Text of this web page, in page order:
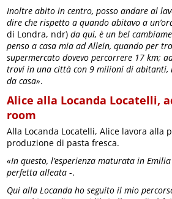
Inoltre abito in centro, posso andare al
dire che rispetto a quando abitavo a
di Londra, ndr)da qui, è un bel
penso a casa mia ad Allein, quando per
supermercato dovevo percorrere 17 km;
trovi in una città con 9 milioni di abitanti,
da casa».
Alice alla Locanda Locatelli,
room
Alla Locanda Locatelli, Alice lavora alla
produzione di pasta fresca.
«In questo, l’esperienza maturata in
perfetta alleata -.
Qui alla Locanda ho seguito il mio